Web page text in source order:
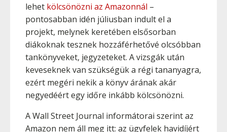
lehet kölcsönözni az Amazonnál –
pontosabban idén júliusban indult el a
projekt, melynek keretében elsősorban
diákoknak tesznek hozzáférhetővé olcsóbban
tankönyveket, jegyzeteket. A vizsgák után
keveseknek van szükségük a régi tananyagra,
ezért megéri nekik a könyv árának akár
negyedéért egy időre inkább kölcsönözni.
A Wall Street Journal informátorai szerint az
Amazon nem áll meg itt: az ügyfelek havidíjért